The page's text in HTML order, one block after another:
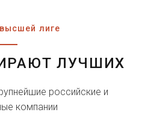
лиге
ЛУЧШИХ
российские и
компании